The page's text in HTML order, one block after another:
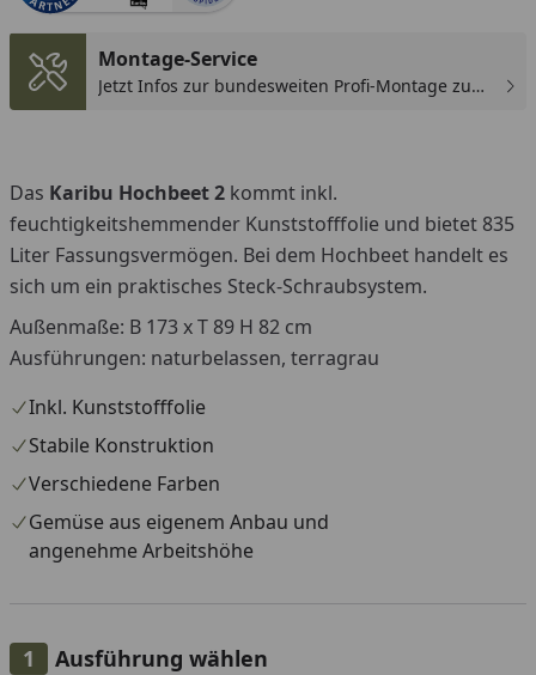
Montage-Service
Jetzt Infos zur bundesweiten Profi-Montage zum
Das Karibu Hochbeet 2 kommt inkl.
feuchtigkeitshemmender Kunststofffolie und bietet 835
Liter Fassungsvermögen. Bei dem Hochbeet handelt es
sich um ein praktisches Steck-Schraubsystem.
Außenmaße: B 173 x T 89 H 82 cm
Ausführungen: naturbelassen, terragrau
Inkl. Kunststofffolie
Stabile Konstruktion
Verschiedene Farben
Gemüse aus eigenem Anbau und
angenehme Arbeitshöhe
Ausführung wählen